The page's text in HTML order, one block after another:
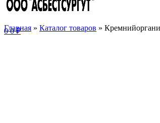
00₽
Главная » Каталог товаров »